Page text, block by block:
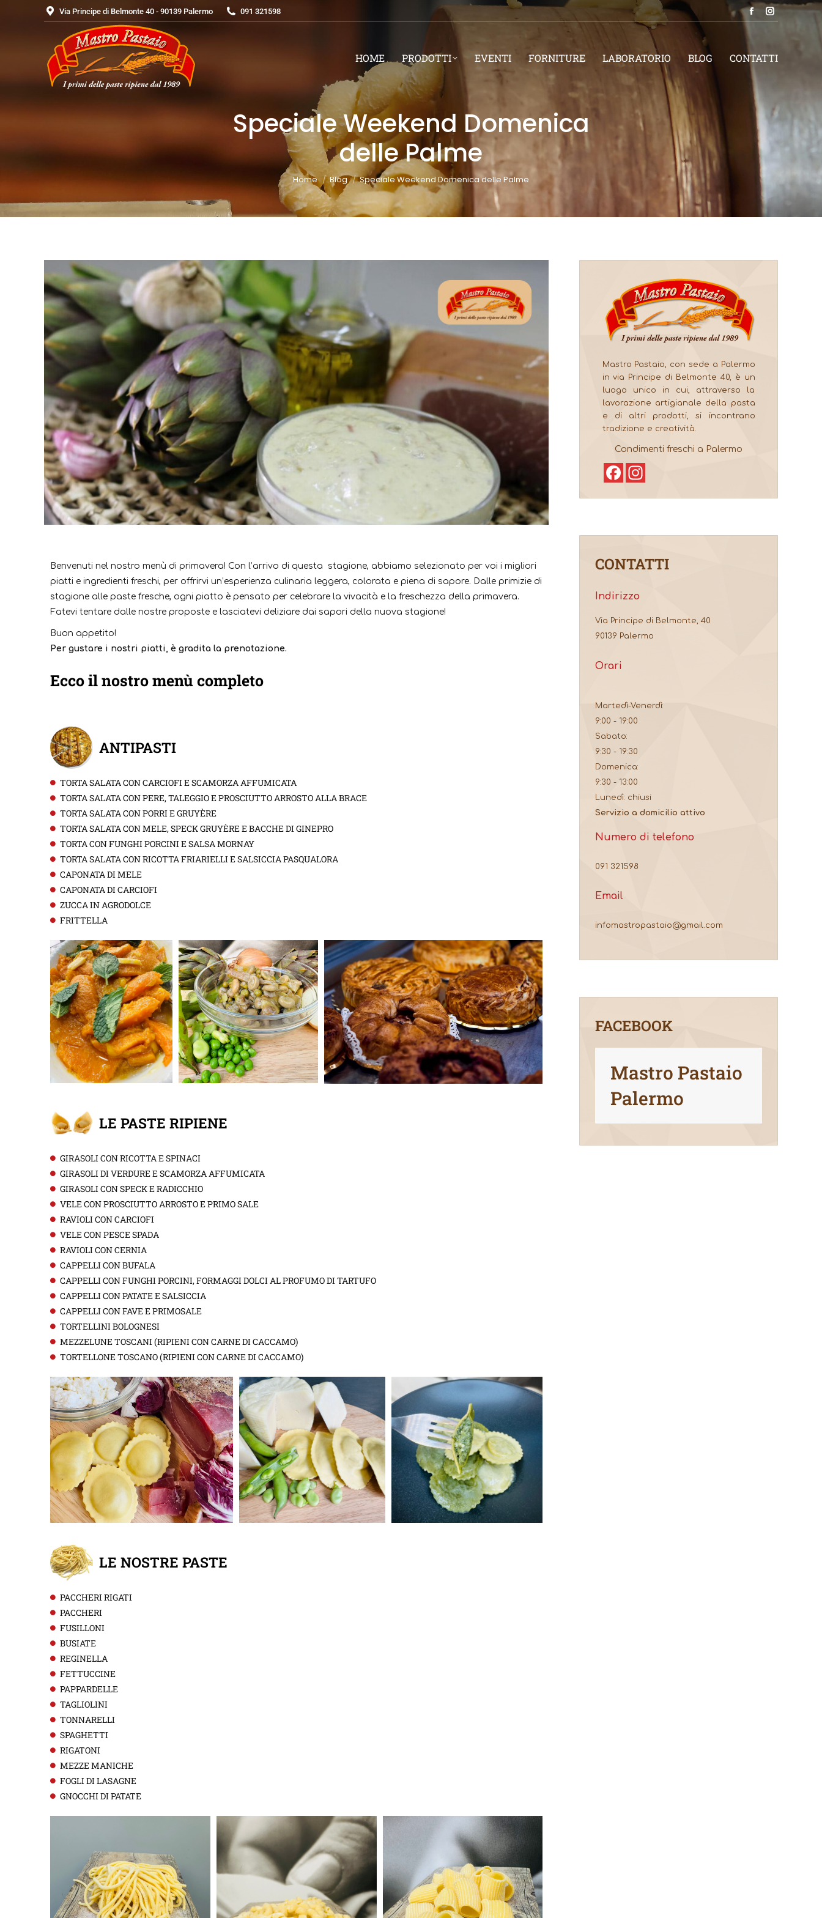
Via Principe di Belmonte 40 - 90139 Palermo 091 321598
HOME PRODOTTI EVENTI FORNITURE LABORATORIO BLOG CONTATTI
Speciale Weekend Domenica
delle Palme
You are here:
Home Blog Speciale Weekend Domenica delle Palme
Benvenuti nel nostro menù di primavera! Con l’arrivo di questa stagione, abbiamo selezionato per voi i migliori
piatti e ingredienti freschi, per offrirvi un’esperienza culinaria leggera, colorata e piena di sapore. Dalle primizie di
stagione alle paste fresche, ogni piatto è pensato per celebrare la vivacità e la freschezza della primavera.
Fatevi tentare dalle nostre proposte e lasciatevi deliziare dai sapori della nuova stagione!
Buon appetito!
Per gustare i nostri piatti, è gradita la prenotazione.
Ecco il nostro menù completo
ANTIPASTI
TORTA SALATA CON CARCIOFI E SCAMORZA AFFUMICATA
TORTA SALATA CON PERE, TALEGGIO E PROSCIUTTO ARROSTO ALLA BRACE
TORTA SALATA CON PORRI E GRUYÈRE
TORTA SALATA CON MELE, SPECK GRUYÈRE E BACCHE DI GINEPRO
TORTA CON FUNGHI PORCINI E SALSA MORNAY
TORTA SALATA CON RICOTTA FRIARIELLI E SALSICCIA PASQUALORA
CAPONATA DI MELE
CAPONATA DI CARCIOFI
ZUCCA IN AGRODOLCE
FRITTELLA
LE PASTE RIPIENE
GIRASOLI CON RICOTTA E SPINACI
GIRASOLI DI VERDURE E SCAMORZA AFFUMICATA
GIRASOLI CON SPECK E RADICCHIO
VELE CON PROSCIUTTO ARROSTO E PRIMO SALE
RAVIOLI CON CARCIOFI
VELE CON PESCE SPADA
RAVIOLI CON CERNIA
CAPPELLI CON BUFALA
CAPPELLI CON FUNGHI PORCINI, FORMAGGI DOLCI AL PROFUMO DI TARTUFO
CAPPELLI CON PATATE E SALSICCIA
CAPPELLI CON FAVE E PRIMOSALE
TORTELLINI BOLOGNESI
MEZZELUNE TOSCANI (RIPIENI CON CARNE DI CACCAMO)
TORTELLONE TOSCANO (RIPIENI CON CARNE DI CACCAMO)
LE NOSTRE PASTE
PACCHERI RIGATI
PACCHERI
FUSILLONI
BUSIATE
REGINELLA
FETTUCCINE
PAPPARDELLE
TAGLIOLINI
TONNARELLI
SPAGHETTI
RIGATONI
MEZZE MANICHE
FOGLI DI LASAGNE
GNOCCHI DI PATATE
Mastro Pastaio, con sede a Palermo
in via Principe di Belmonte 40, è un
luogo unico in cui, attraverso la
lavorazione artigianale della pasta
e di altri prodotti, si incontrano
tradizione e creatività.
Condimenti freschi a Palermo
Facebook
CONTATTI
Indirizzo
Via Principe di Belmonte, 40
90139 Palermo
Orari
Martedì-Venerdì:
9:00 - 19:00
Sabato:
9:30 - 19:30
Domenica:
9:30 - 13:00
Lunedì: chiusi
Servizio a domicilio attivo
Numero di telefono
091 321598
Email
infomastropastaio@gmail.com
FACEBOOK
Mastro Pastaio
Palermo